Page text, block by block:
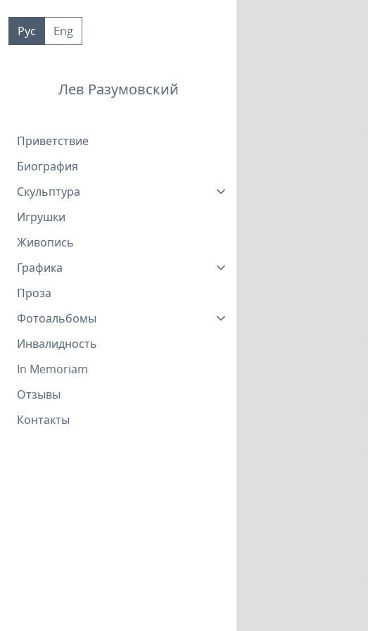
контенту
Рус Eng
Лев Разумовский
Приветствие
Биография
Скульптура
Игрушки
Живопись
Графика
Проза
Фотоальбомы
Инвалидность
In Memoriam
Отзывы
Контакты